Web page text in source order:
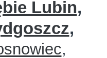
Lubin